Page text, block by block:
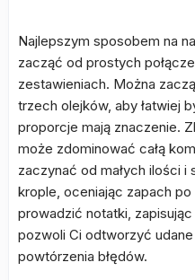
Najlepszym sposobem na
zacząć od prostych
zestawieniach. Można
trzech olejków, aby łatwiej
proporcje mają znaczenie.
może zdominować całą
zaczynać od małych ilości
krople, oceniając zapach
prowadzić notatki,
pozwoli Ci odtworzyć
powtórzenia błędów.